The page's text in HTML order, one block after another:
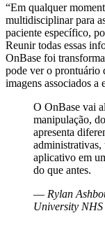
“Em qualquer
multidisciplinar para
paciente específico,
Reunir todas essas
OnBase foi
pode ver o prontuário
imagens associados a
O OnBase vai
manipulação,
apresenta
administrativas,
aplicativo em
do que antes.
— Rylan
University